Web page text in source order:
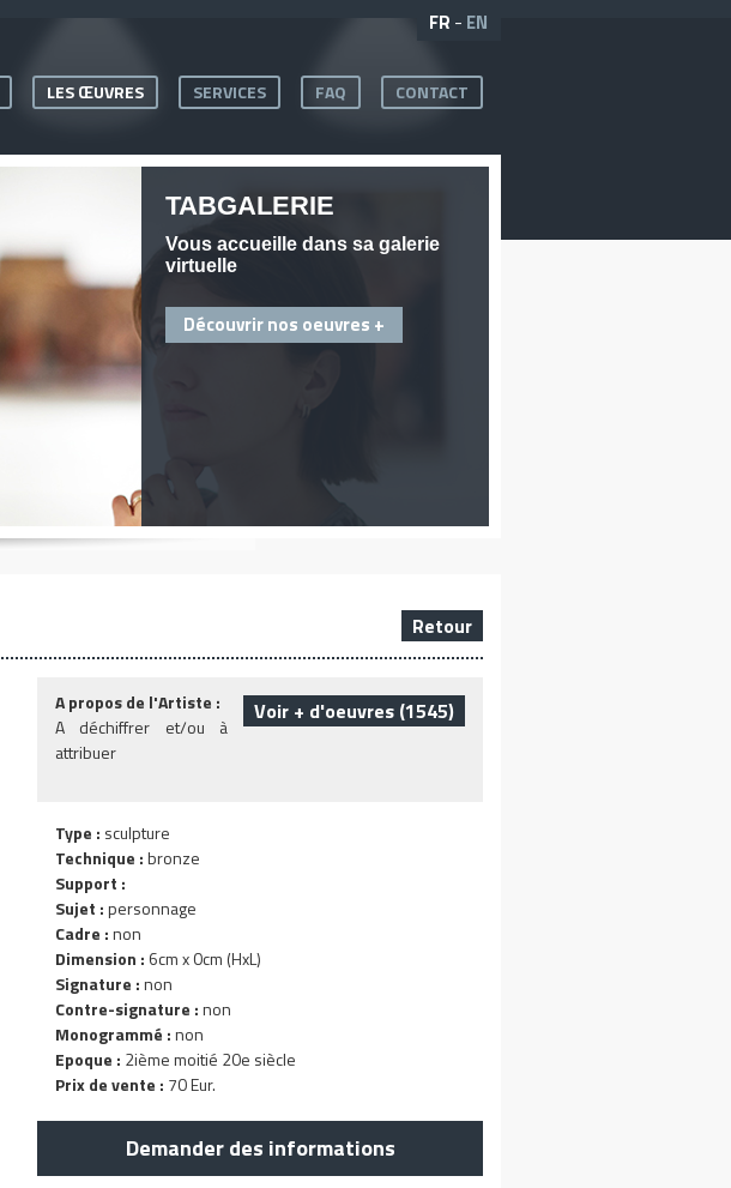
FR - EN
LES ŒUVRES SERVICES FAQ CONTACT
Retour
Voir + d'oeuvres (1545)
A propos de l'Artiste :
A déchiffrer et/ou à
attribuer
Type : sculpture
Technique :bronze
Support :
Sujet :personnage
Cadre :non
Dimension : 6cm x 0cm (HxL)
Signature :non
Contre-signature :non
Monogrammé :non
Epoque : 2ième moitié 20e siècle
Prix de vente : 70 Eur.
Demander des informations